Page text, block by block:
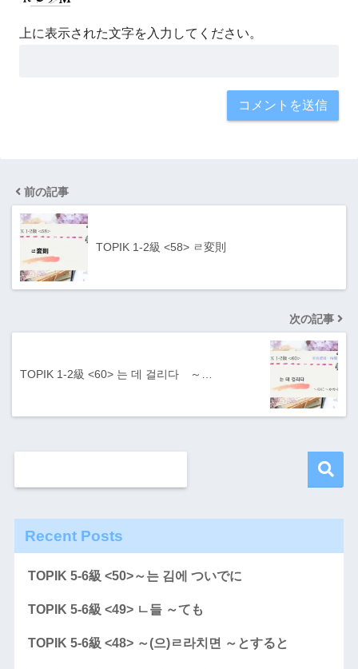
上に表示された文字を入力してください。
前の記事
TOPIK 1-2級 <58> ㄹ変則
次の記事
TOPIK 1-2級 <60> 는 데 걸리다 ～…
Recent Posts
TOPIK 5-6級 <50>～는 김에 ついでに
TOPIK 5-6級 <49> ㄴ들 ～ても
TOPIK 5-6級 <48> ～(으)ㄹ라치면 ～とすると